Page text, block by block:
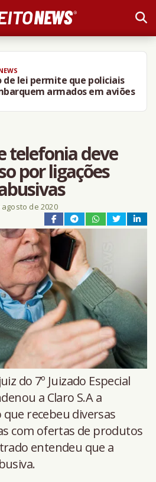
de lei permite que policiais
armados em aviões
telefonia deve
por ligações
agosto de 2020
do 7º Juizado Especial
a Claro S.A a
recebeu diversas
com ofertas de produtos
entendeu que a